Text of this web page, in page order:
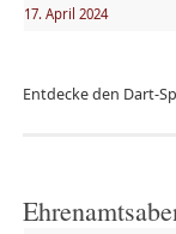
17. April 2024
Entdecke den Dart-